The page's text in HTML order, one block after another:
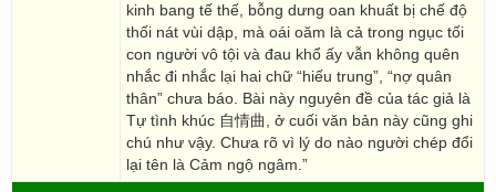
kinh bang tế thế, bỗng dưng oan khuất bị chế độ
thối nát vùi dập, mà oái oăm là cả trong ngục tối
con người vô tội và đau khổ ấy vẫn không quên
nhắc đi nhắc lại hai chữ “hiếu trung”, “nợ quân
thân” chưa báo. Bài này nguyên đề của tác giả là
Tự tình khúc 自情曲, ở cuối văn bản này cũng ghi
chú như vậy. Chưa rõ vì lý do nào người chép đổi
lại tên là Cảm ngộ ngâm.”